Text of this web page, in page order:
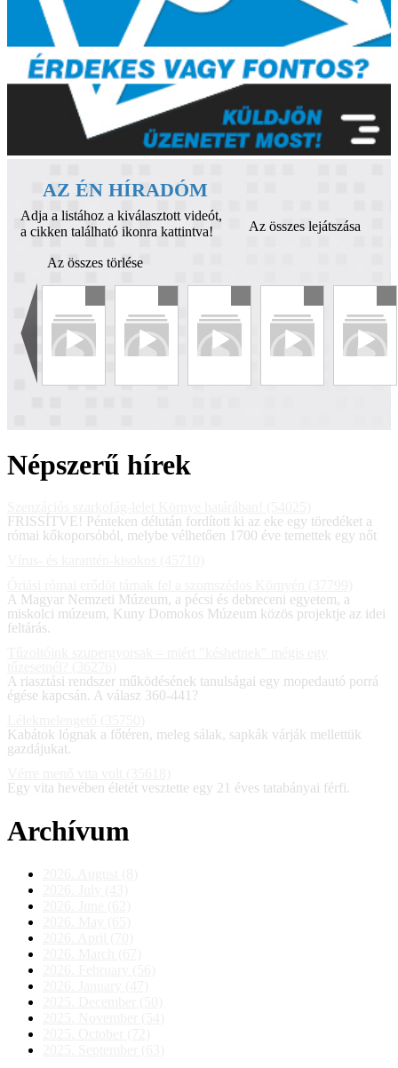
AZ ÉN HÍRADÓM
Adja a listához a kiválasztott videót,
a cikken található ikonra kattintva!
Az összes lejátszása
Az összes törlése
Népszerű hírek
FRISSÍTVE! Pénteken délután fordított ki az eke egy töredéket a
római kőkoporsóból, melybe vélhetően 1700 éve temettek egy nőt
A Magyar Nemzeti Múzeum, a pécsi és debreceni egyetem, a
miskolci múzeum, Kuny Domokos Múzeum közös projektje az idei
feltárás.
A riasztási rendszer működésének tanulságai egy mopedautó porrá
égése kapcsán. A válasz 360-441?
Kabátok lógnak a főtéren, meleg sálak, sapkák várják mellettük
gazdájukat.
Egy vita hevében életét vesztette egy 21 éves tatabányai férfi.
Archívum